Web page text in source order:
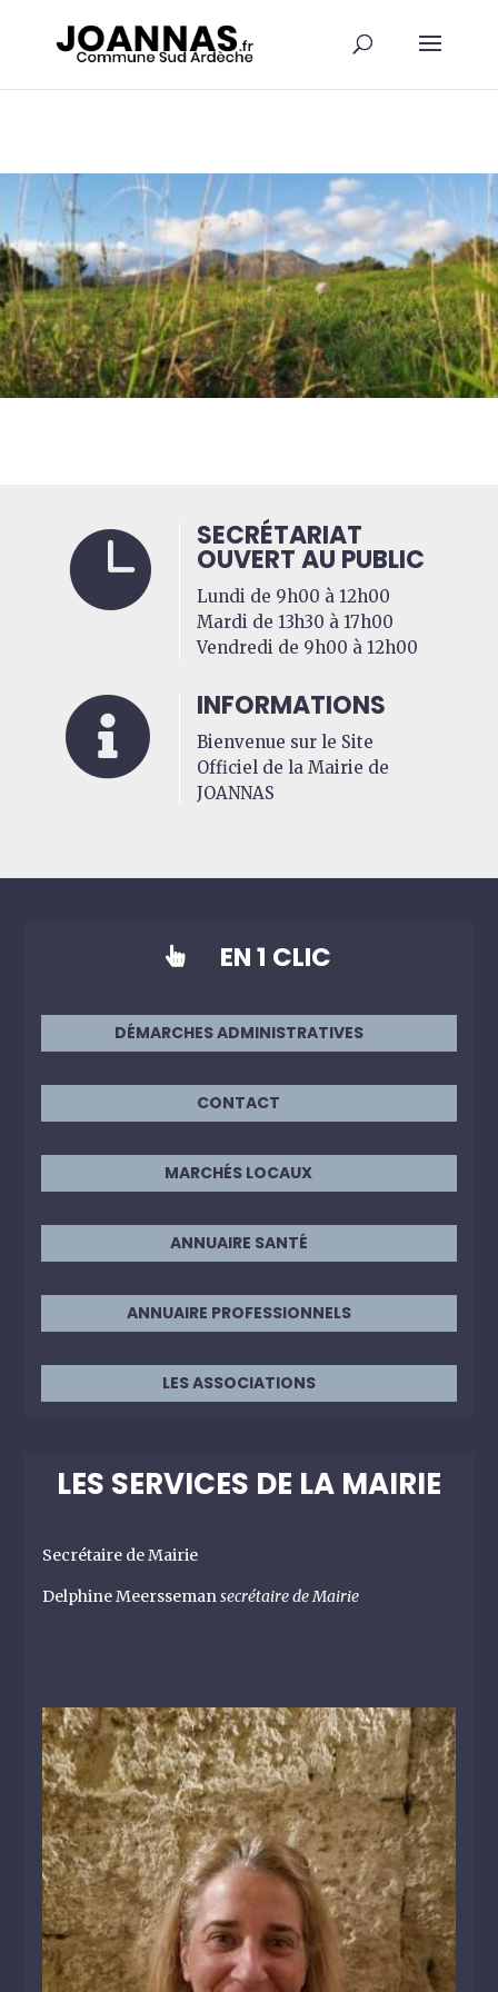
 SECRÉTARIAT
OUVERT AU PUBLIC
Lundi de 9h00 à 12h00
Mardi de 13h30 à 17h00
Vendredi de 9h00 à 12h00
 INFORMATIONS
Bienvenue sur le Site
Officiel de la Mairie de
JOANNAS
 EN 1 CLIC
DÉMARCHES ADMINISTRATIVES
CONTACT
MARCHÉS LOCAUX
ANNUAIRE SANTÉ
ANNUAIRE PROFESSIONNELS
LES ASSOCIATIONS
LES SERVICES DE LA MAIRIE
Secrétaire de Mairie
Delphine Meerssemansecrétaire de Mairie